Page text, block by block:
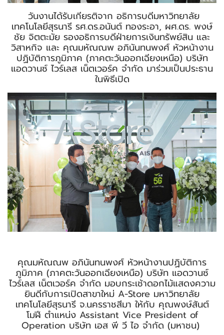
วันงานได้รับเกียรติจาก อธิการบดีมหาวิทยาลัย
เทคโนโลยีสุรนารี รศ.ดร.อนันต์ ทองระอา, ผศ.ดร. พงษ์
ชัย จิตตะมัย รองอธิการบดีฝ่ายการเงินทรัพย์สิน และ
วิสาหกิจ และ คุณมหัณณพ อภินันทนพงศ์ หัวหน้างาน
ปฏิบัติการภูมิภาค (ภาคตะวันออกเฉียงเหนือ) บริษัท
แอดวานซ์ ไวร์เลส เน็ตเวอร์ค จำกัด มาร่วมเป็นประธาน
ในพิธีเปิด
คุณมหัณณพ อภินันทนพงศ์ หัวหน้างานปฏิบัติการ
ภูมิภาค (ภาคตะวันออกเฉียงเหนือ) บริษัท แอดวานซ์
ไวร์เลส เน็ตเวอร์ค จำกัด มอบกระเช้าดอกไม้แสดงความ
ยินดีกับการเปิดสาขาใหม่ A-Store มหาวิทยาลัย
เทคโนโลยีสุรนารี จ.นครราชสีมา ให้กับ คุณพงษ์สันต์
โมฬี ตำแหน่ง Assistant Vice President of
Operation บริษัท เอส พี วี ไอ จำกัด (มหาชน)